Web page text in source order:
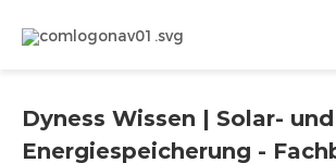
Dyness Wissen | Solar- und
Energiespeicherung -